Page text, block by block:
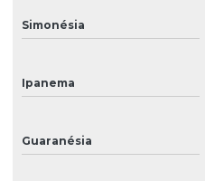
Simonésia
Ipanema
Guaranésia